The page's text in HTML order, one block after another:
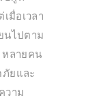
มื่อเวลา
นไปตาม
หลายคน
ภัยและ
วาม